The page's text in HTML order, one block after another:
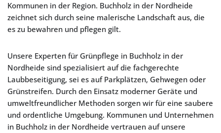
Kommunen in der Region. Buchholz in der Nordheide
zeichnet sich durch seine malerische Landschaft aus, die
es zu bewahren und pflegen gilt.
Unsere Experten für Grünpflege in Buchholz in der
Nordheide sind spezialisiert auf die fachgerechte
Laubbeseitigung, sei es auf Parkplätzen, Gehwegen oder
Grünstreifen. Durch den Einsatz moderner Geräte und
umweltfreundlicher Methoden sorgen wir für eine saubere
und ordentliche Umgebung. Kommunen und Unternehmen
in Buchholz in der Nordheide vertrauen auf unsere